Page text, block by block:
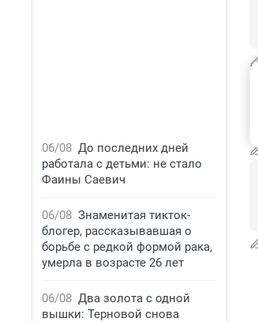
06/08 До последних дней
работала с детьми: не стало
Фаины Саевич
06/08 Знаменитая тикток-
блогер, рассказывавшая о
борьбе с редкой формой рака,
умерла в возрасте 26 лет
06/08 Два золота с одной
вышки: Терновой снова